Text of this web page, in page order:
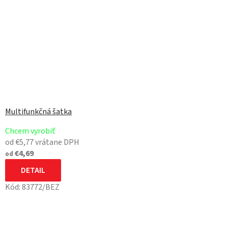
Multifunkčná šatka
Chcem vyrobiť
od €5,77 vrátane DPH
od €4,69
DETAIL
Kód:83772/BEZ